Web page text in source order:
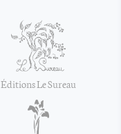
Éditions Le Sureau